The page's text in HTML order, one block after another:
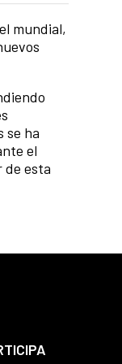
mundial,
se ha
el
de esta